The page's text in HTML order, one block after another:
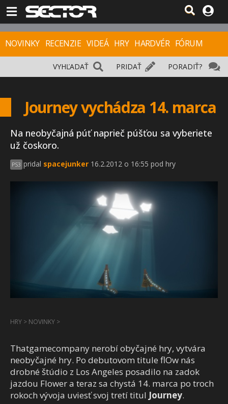
NOVINKY RECENZIE VIDEÁ HRY HARDVÉR FÓRUM
PORADIŤ?
PRIDAŤ
VYHĽADAŤ
Journey vychádza 14. marca
Na neobyčajná púť naprieč púšťou sa vyberiete
už čoskoro.
PS3 pridal spacejunker 16.2.2012 o 16:55 pod hry
HRY > NOVINKY >
Thatgamecompany nerobí obyčajné hry, vytvára
neobyčajné hry. Po debutovom titule flOw nás
drobné štúdio z Los Angeles posadilo na zadok
jazdou Flower a teraz sa chystá 14. marca po troch
rokoch vývoja uviesť svoj tretí titul Journey.